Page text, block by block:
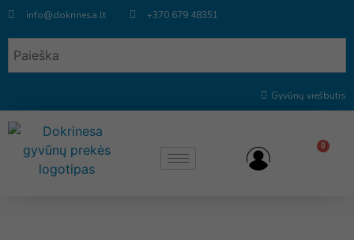
info@dokrinesa.lt +370 679 48351
Gyvūnų viešbutis
0